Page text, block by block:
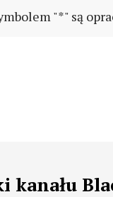
"*" są
kanału